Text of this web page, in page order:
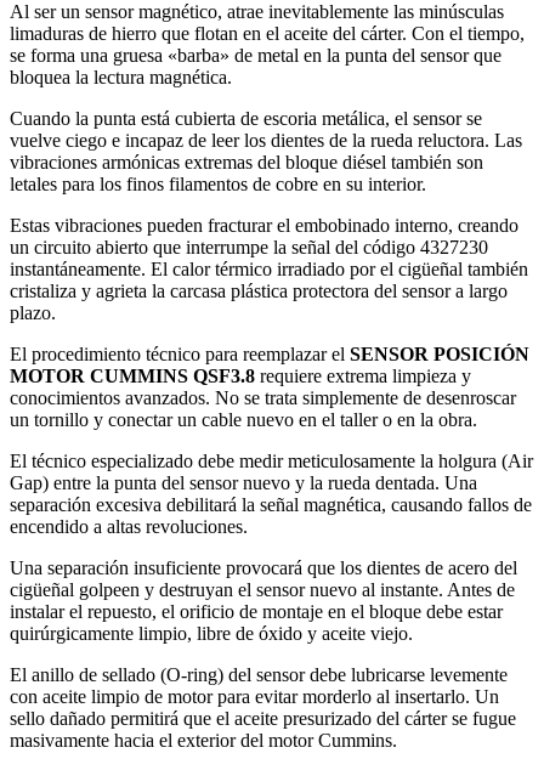
Al ser un sensor magnético, atrae inevitablemente las minúsculas
limaduras de hierro que flotan en el aceite del cárter. Con el tiempo,
se forma una gruesa «barba» de metal en la punta del sensor que
bloquea la lectura magnética.
Cuando la punta está cubierta de escoria metálica, el sensor se
vuelve ciego e incapaz de leer los dientes de la rueda reluctora. Las
vibraciones armónicas extremas del bloque diésel también son
letales para los finos filamentos de cobre en su interior.
Estas vibraciones pueden fracturar el embobinado interno, creando
un circuito abierto que interrumpe la señal del código 4327230
instantáneamente. El calor térmico irradiado por el cigüeñal también
cristaliza y agrieta la carcasa plástica protectora del sensor a largo
plazo.
El procedimiento técnico para reemplazar el SENSOR POSICIÓN
MOTOR CUMMINS QSF3.8 requiere extrema limpieza y
conocimientos avanzados. No se trata simplemente de desenroscar
un tornillo y conectar un cable nuevo en el taller o en la obra.
El técnico especializado debe medir meticulosamente la holgura (Air
Gap) entre la punta del sensor nuevo y la rueda dentada. Una
separación excesiva debilitará la señal magnética, causando fallos de
encendido a altas revoluciones.
Una separación insuficiente provocará que los dientes de acero del
cigüeñal golpeen y destruyan el sensor nuevo al instante. Antes de
instalar el repuesto, el orificio de montaje en el bloque debe estar
quirúrgicamente limpio, libre de óxido y aceite viejo.
El anillo de sellado (O-ring) del sensor debe lubricarse levemente
con aceite limpio de motor para evitar morderlo al insertarlo. Un
sello dañado permitirá que el aceite presurizado del cárter se fugue
masivamente hacia el exterior del motor Cummins.